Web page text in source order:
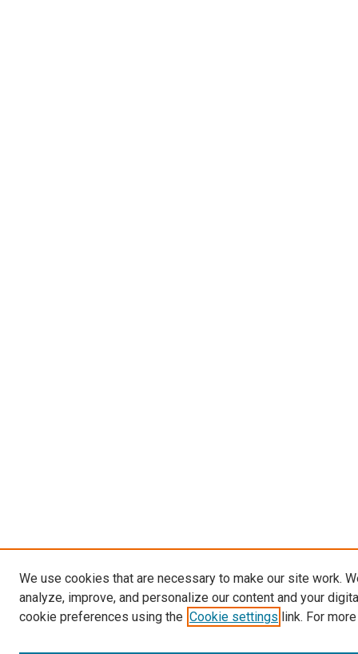
We use cookies that are necessary to make our site work.
analyze, improve, and personalize our content and your
cookie preferences using the Cookie settings link. For